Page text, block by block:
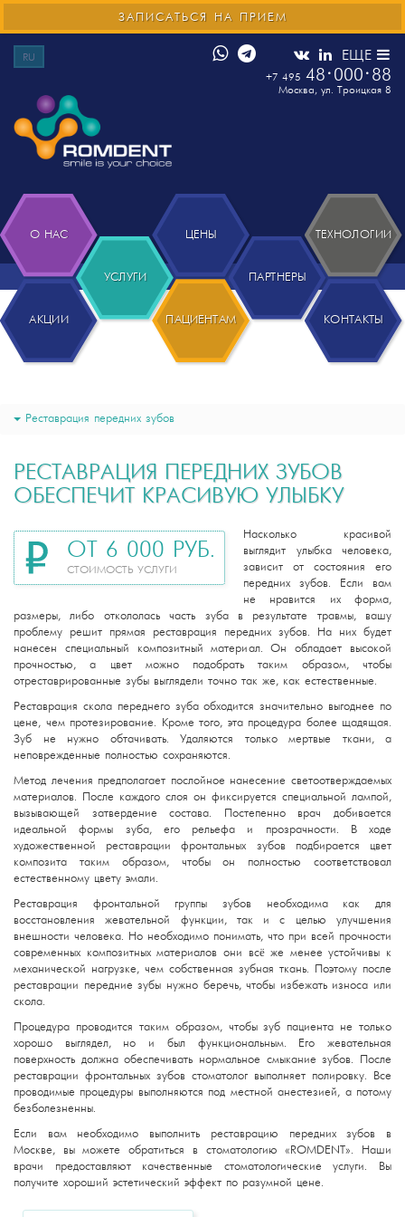
RU ЕЩЕ
+7 495 48 000 88
Москва, ул. Троицкая 8
ЗАПИСАТЬСЯ НА ПРИЕМ
О НАС
АКЦИИ
УСЛУГИ
ПАЦИЕНТАМ
ЦЕНЫ ТЕХНОЛОГИИ
ПАРТНЕРЫ
КОНТАКТЫ
Реставрация передних зубов
РЕСТАВРАЦИЯ ПЕРЕДНИХ ЗУБОВ
ОБЕСПЕЧИТ КРАСИВУЮ УЛЫБКУ
ОТ 6 000 РУБ.
СТОИМОСТЬ УСЛУГИ
Насколько красивой
выглядит улыбка человека,
зависит от состояния его
передних зубов. Если вам
не нравится их форма,
размеры, либо откололась часть зуба в результате травмы, вашу
проблему решит прямая реставрация передних зубов. На них будет
нанесен специальный композитный материал. Он обладает высокой
прочностью, а цвет можно подобрать таким образом, чтобы
отреставрированные зубы выглядели точно так же, как естественные.
Реставрация скола переднего зуба обходится значительно выгоднее по
цене, чем протезирование. Кроме того, эта процедура более щадящая.
Зуб не нужно обтачивать. Удаляются только мертвые ткани, а
неповрежденные полностью сохраняются.
Метод лечения предполагает послойное нанесение светоотверждаемых
материалов. После каждого слоя он фиксируется специальной лампой,
вызывающей затвердение состава. Постепенно врач добивается
идеальной формы зуба, его рельефа и прозрачности. В ходе
художественной реставрации фронтальных зубов подбирается цвет
композита таким образом, чтобы он полностью соответствовал
естественному цвету эмали.
Реставрация фронтальной группы зубов необходима как для
восстановления жевательной функции, так и с целью улучшения
внешности человека. Но необходимо понимать, что при всей прочности
современных композитных материалов они всё же менее устойчивы к
механической нагрузке, чем собственная зубная ткань. Поэтому после
реставрации передние зубы нужно беречь, чтобы избежать износа или
скола.
Процедура проводится таким образом, чтобы зуб пациента не только
хорошо выглядел, но и был функциональным. Его жевательная
поверхность должна обеспечивать нормальное смыкание зубов. После
реставрации фронтальных зубов стоматолог выполняет полировку. Все
проводимые процедуры выполняются под местной анестезией, а потому
безболезненны.
Если вам необходимо выполнить реставрацию передних зубов в
Москве, вы можете обратиться в стоматологию «ROMDENT». Наши
врачи предоставляют качественные стоматологические услуги. Вы
получите хороший эстетический эффект по разумной цене.